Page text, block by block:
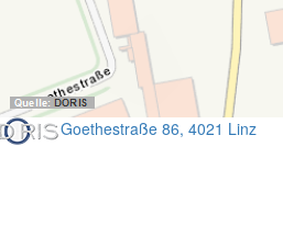
Goethestraße 86, 4021 Linz